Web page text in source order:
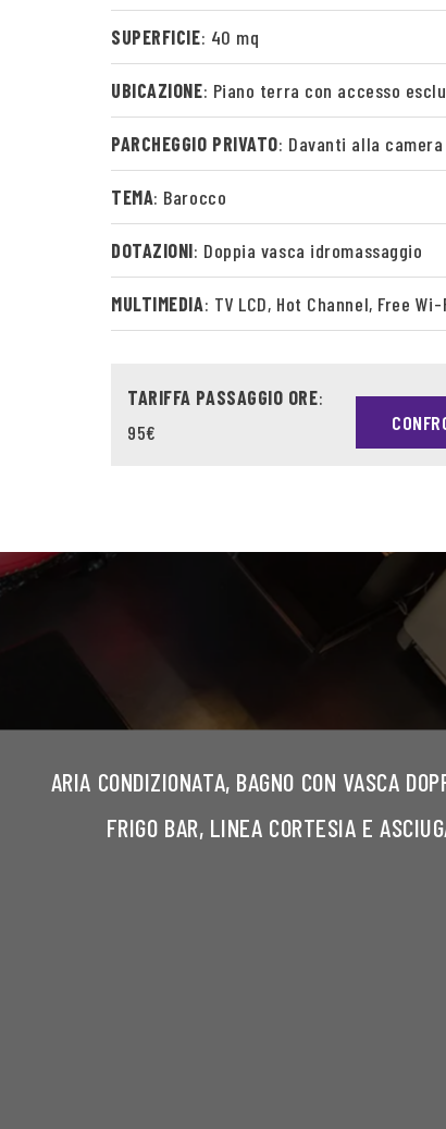
SUPERFICIE: 40 mq
UBICAZIONE: Piano terra con accesso
PARCHEGGIO PRIVATO: Davanti alla
TEMA: Barocco
DOTAZIONI: Doppia vasca idromassaggio
MULTIMEDIA: TV LCD, Hot Channel, Free Wi-
TARIFFA PASSAGGIO ORE:
95€
ARIA CONDIZIONATA, BAGNO CON VASCA
FRIGO BAR, LINEA CORTESIA E